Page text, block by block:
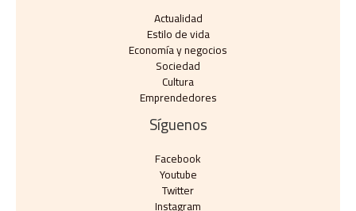
Actualidad
Estilo de vida
Economía y negocios​
Sociedad
Cultura
Emprendedores
Síguenos
Facebook
Youtube
Twitter
Instagram